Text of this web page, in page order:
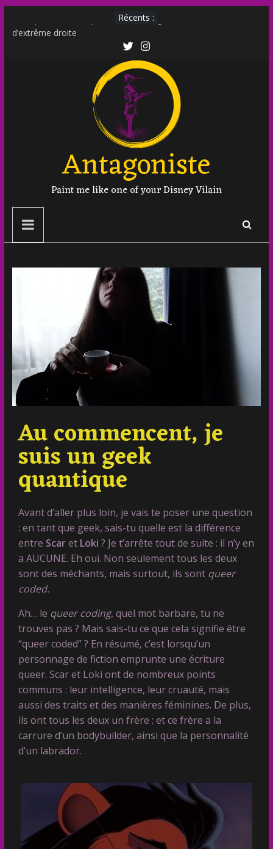
Récents :
Transphobie décomplexée : débunkage d’un discours
Transmania : le fantasme transphobe de Moutot et Stern
Muscle Mommy : analyse d’un phénomène venu des social
Militer sur le net est-il un non sens ?
Outing et photographie : comment faire ?
Antagoniste
Paint me like one of your Disney Vilain
Au commencent, je
suis un geek
quantique
Avant d’aller plus loin, je vais te poser une question
: en tant que geek, sais-tu quelle est la différence
entre ScaretLoki ? Je t’arrête tout de suite : il n’y en
a AUCUNE. Eh oui. Non seulement tous les deux
sont des méchants, mais surtout, ils sont queer
coded.
Ah… le queer coding, quel mot barbare, tu ne
trouves pas ? Mais sais-tu ce que cela signifie être
“queer coded” ? En résumé, c’est lorsqu’un
personnage de fiction emprunte une écriture
queer. Scar et Loki ont de nombreux points
communs : leur intelligence, leur cruauté, mais
aussi des traits et des manières féminines. De plus,
ils ont tous les deux un frère ; et ce frère a la
carrure d’un bodybuilder, ainsi que la personnalité
d’un labrador.